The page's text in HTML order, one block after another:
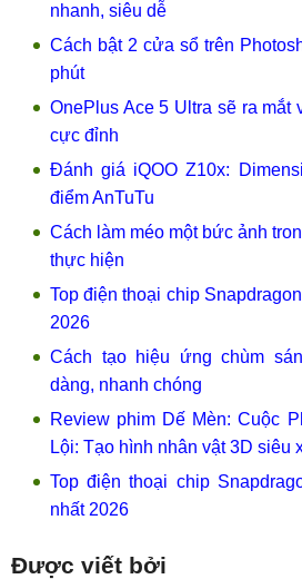
nhanh, siêu dễ
Cách bật 2 cửa sổ trên
phút
OnePlus Ace 5 Ultra sẽ ra mắt
cực đỉnh
Đánh giá iQOO Z10x:
điểm AnTuTu
Cách làm méo một bức ảnh
thực hiện
Top điện thoại chip
2026
Cách tạo hiệu ứng chùm
dàng, nhanh chóng
Review phim Dế Mèn: Cuộc
Lội: Tạo hình nhân vật 3D siêu
Top điện thoại chip
nhất 2026
Được viết bởi